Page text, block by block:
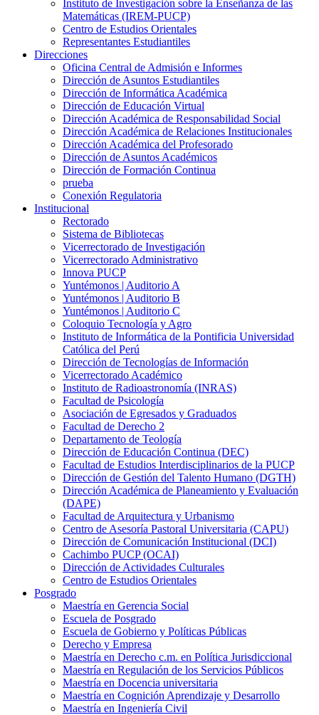
Instituto de Investigación sobre la Enseñanza de las
Matemáticas (IREM-PUCP)
Centro de Estudios Orientales
Representantes Estudiantiles
Direcciones
Oficina Central de Admisión e Informes
Dirección de Asuntos Estudiantiles
Dirección de Informática Académica
Dirección de Educación Virtual
Dirección Académica de Responsabilidad Social
Dirección Académica de Relaciones Institucionales
Dirección Académica del Profesorado
Dirección de Asuntos Académicos
Dirección de Formación Continua
prueba
Conexión Regulatoria
Institucional
Rectorado
Sistema de Bibliotecas
Vicerrectorado de Investigación
Vicerrectorado Administrativo
Innova PUCP
Yuntémonos | Auditorio A
Yuntémonos | Auditorio B
Yuntémonos | Auditorio C
Coloquio Tecnología y Agro
Instituto de Informática de la Pontificia Universidad
Católica del Perú
Dirección de Tecnologías de Información
Vicerrectorado Académico
Instituto de Radioastronomía (INRAS)
Facultad de Psicología
Asociación de Egresados y Graduados
Facultad de Derecho 2
Departamento de Teología
Dirección de Educación Continua (DEC)
Facultad de Estudios Interdisciplinarios de la PUCP
Dirección de Gestión del Talento Humano (DGTH)
Dirección Académica de Planeamiento y Evaluación
(DAPE)
Facultad de Arquitectura y Urbanismo
Centro de Asesoría Pastoral Universitaria (CAPU)
Dirección de Comunicación Institucional (DCI)
Cachimbo PUCP (OCAI)
Dirección de Actividades Culturales
Centro de Estudios Orientales
Posgrado
Maestría en Gerencia Social
Escuela de Posgrado
Escuela de Gobierno y Políticas Públicas
Derecho y Empresa
Maestría en Derecho c.m. en Política Jurisdiccional
Maestría en Regulación de los Servicios Públicos
Maestría en Docencia universitaria
Maestría en Cognición Aprendizaje y Desarrollo
Maestría en Ingeniería Civil